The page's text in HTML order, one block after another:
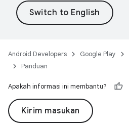
Android Developers Google Play
Panduan
Apakah informasi ini membantu?
Kirim masukan